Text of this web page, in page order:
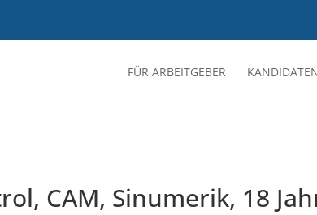
FÜR ARBEITGEBER
CAM, Sinumerik, 18